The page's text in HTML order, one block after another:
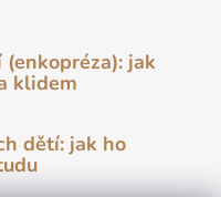
jak
klidem
dětí: jak ho